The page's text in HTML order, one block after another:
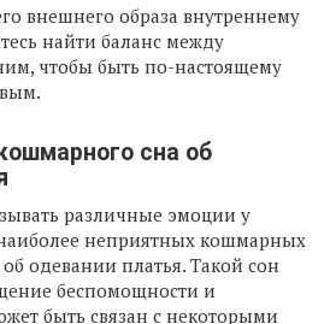
внешнего образа внутреннему
найти баланс между
чтобы быть по-настоящему
сна об
различные эмоции у
неприятных кошмарных
одевании платья. Такой сон
беспомощности и
быть связан с некоторыми